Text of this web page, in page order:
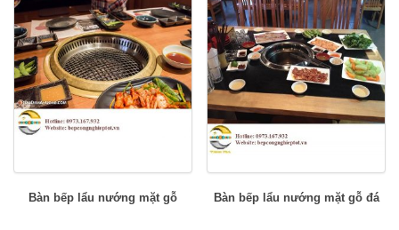
Bàn bếp lẩu nướng mặt gỗ Bàn bếp lẩu nướng mặt gỗ đá